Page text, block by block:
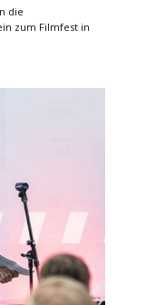
die
zum Filmfest in